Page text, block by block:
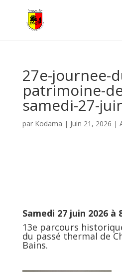
27e-journee-
patrimoine-
samedi-27-
par Kodama | Juin 21, 2026 |
Samedi 27 juin 2026 à
13e parcours
du passé thermal de
Bains.